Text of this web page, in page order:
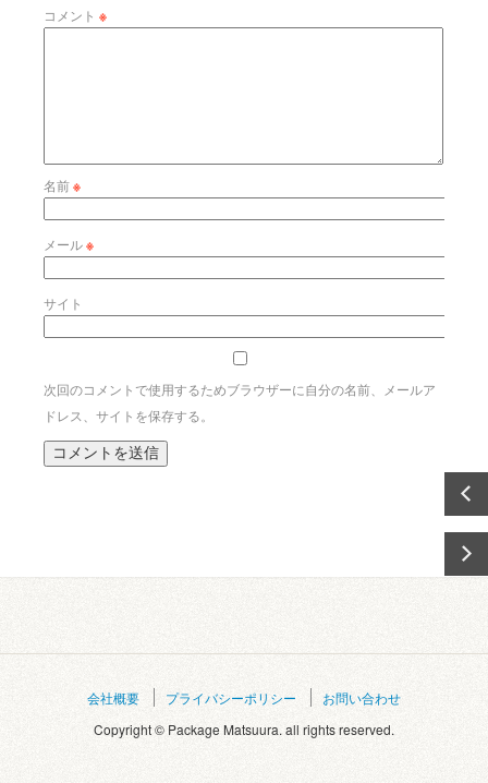
コメント ※
名前※
メール※
サイト
次回のコメントで使用するためブラウザーに自分の名前、メールア
ドレス、サイトを保存する。
会社概要 プライバシーポリシー
お問い合わせ
Copyright © Package Matsuura. all rights reserved.